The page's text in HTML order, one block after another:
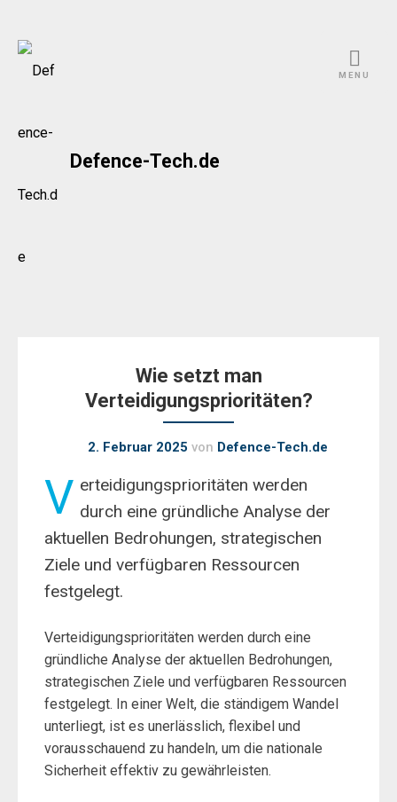
Skip
Defence-Tech.de
MENU
Wie setzt man
Verteidigungsprioritäten?
2. Februar 2025 von Defence-Tech.de
V erteidigungsprioritäten werden
durch eine gründliche Analyse der
aktuellen Bedrohungen, strategischen
Ziele und verfügbaren Ressourcen
festgelegt.
Verteidigungsprioritäten werden durch eine
gründliche Analyse der aktuellen Bedrohungen,
strategischen Ziele und verfügbaren Ressourcen
festgelegt. In einer Welt, die ständigem Wandel
unterliegt, ist es unerlässlich, flexibel und
vorausschauend zu handeln, um die nationale
Sicherheit effektiv zu gewährleisten.